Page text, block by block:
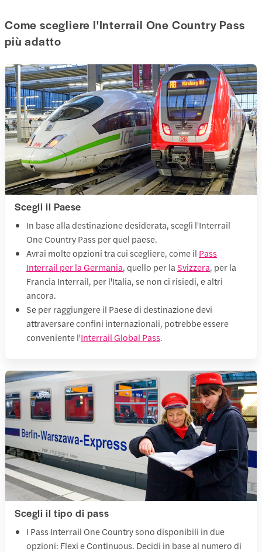
Come scegliere l'Interrail One Country Pass
più adatto
Scegli il Paese
In base alla destinazione desiderata, scegli l'Interrail
One Country Pass per quel paese.
Avrai molte opzioni tra cui scegliere, come il Pass
Interrail per la Germania, quello per laSvizzera, per la
Francia Interrail, per l'Italia, se non ci risiedi, e altri
ancora.
Se per raggiungere il Paese di destinazione devi
attraversare confini internazionali, potrebbe essere
conveniente l'Interrail Global Pass.
Scegli il tipo di pass
I Pass Interrail One Country sono disponibili in due
opzioni: Flexi e Continuous. Decidi in base al numero di